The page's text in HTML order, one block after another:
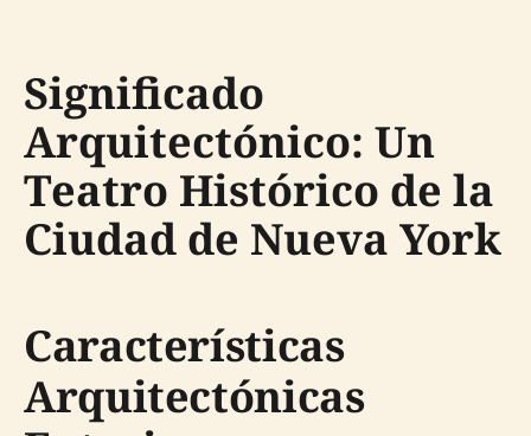
Significado
Arquitectónico: Un
Teatro Histórico de la
Ciudad de Nueva York
Características
Arquitectónicas